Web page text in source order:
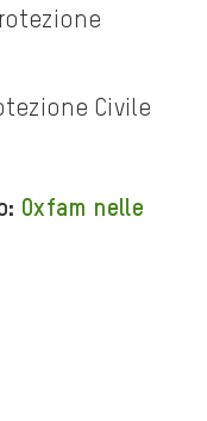
Civile
Oxfam nelle